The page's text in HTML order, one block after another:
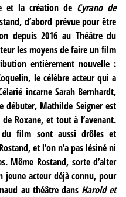
et la création de Cyrano de
d’abord prévue pour être
depuis 2016 au Théâtre du
les moyens de faire un film
entièrement nouvelle :
le célèbre acteur qui a
incarne Sarah Bernhardt,
Mathilde Seigner est
Roxane, et tout à l’avenant.
du film sont aussi drôles et
et l’on n’a pas lésiné ni
Même Rostand, sorte d’alter
jeune acteur déjà connu, pour
au théâtre dans Harold et